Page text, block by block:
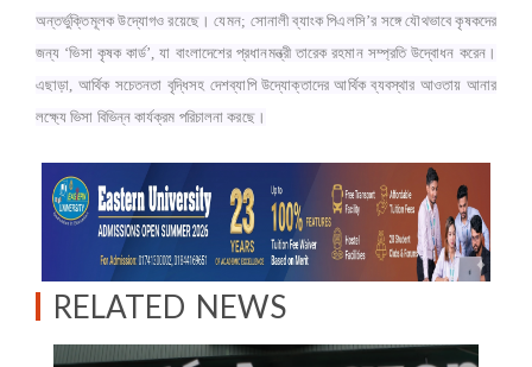
অন্তর্ভুক্তিমূলক উদ্যোগও রয়েছে। যেমন; সোনালী ব্যাংক পিএলসি’র সঙ্গে যৌথভাবে কৃষকদের
জন্য ‘ভিসা কৃষক কার্ড’, যা বাংলাদেশের প্রধানমন্ত্রী তারেক রহমান সম্প্রতি উদ্বোধন করেন।
এছাড়া, আর্থিক সচেতনতা বৃদ্ধিসহ দেশব্যাপি উদ্যোক্তাদের আর্থিক ব্যবস্থার আওতায় আনার
লক্ষ্যে ভিসা বিভিন্ন কার্যক্রম পরিচালনা করছে।
RELATED NEWS